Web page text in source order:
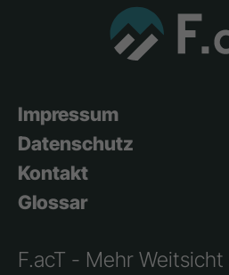
Impressum
Datenschutz
Kontakt
Glossar
F.acT - Mehr